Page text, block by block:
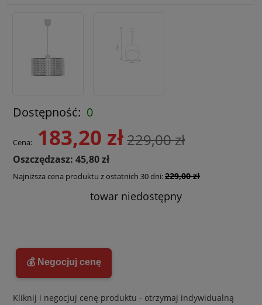
Dostępność: 0
Cena: 183,20 zł229,00 zł
Oszczędzasz: 45,80 zł
Najniższa cena produktu z ostatnich 30 dni:229,00 zł
towar niedostępny
💰 Negocjuj cenę
Kliknij i negocjuj cenę produktu - otrzymaj indywidualną